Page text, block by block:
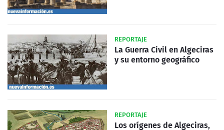
REPORTAJE
La Guerra Civil en Algeciras
y su entorno geográfico
REPORTAJE
Los orígenes de Algeciras,